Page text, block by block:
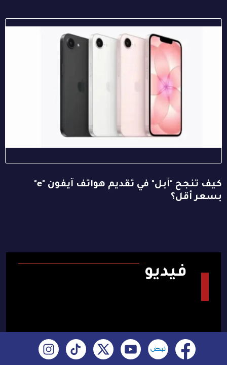
كيف تنجح "أبل" في تقديم هواتف آيفون "e"
بسعر أقل؟
فيديو